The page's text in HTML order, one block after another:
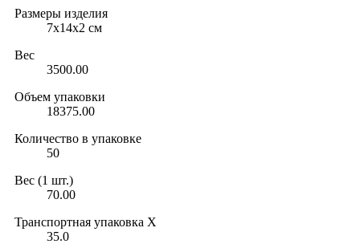
Размеры изделия
7х14х2 см
Вес
3500.00
Объем упаковки
18375.00
Количество в упаковке
50
Вес (1 шт.)
70.00
Транспортная упаковка X
35.0